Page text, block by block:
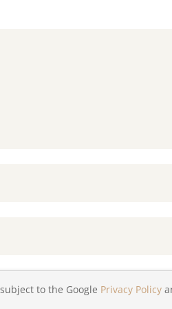
to the Google Privacy Policy